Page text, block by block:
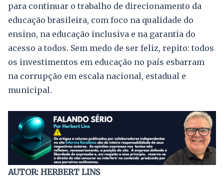
para continuar o trabalho de direcionamento da
educação brasileira, com foco na qualidade do
ensino, na educação inclusiva e na garantia do
acesso a todos. Sem medo de ser feliz, repito: todos
os investimentos em educação no país esbarram
na corrupção em escala nacional, estadual e
municipal.
AUTOR: HERBERT LINS